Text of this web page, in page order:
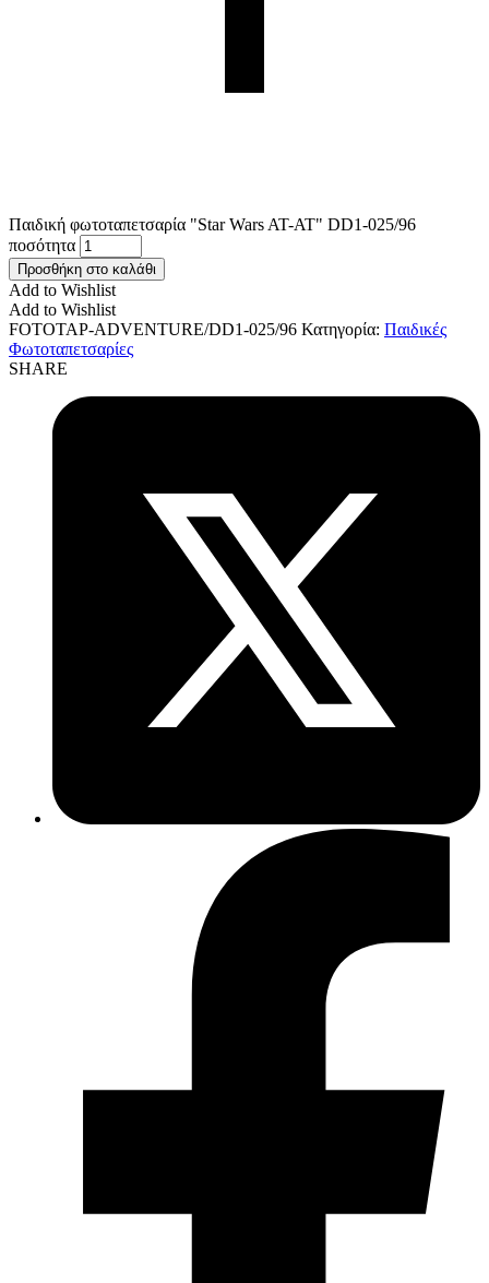
Παιδική φωτοταπετσαρία "Star Wars AT-AT" DD1-025/96
ποσότητα
Προσθήκη στο καλάθι
Add to Wishlist
Add to Wishlist
FOTOTAP-ADVENTURE/DD1-025/96 Κατηγορία: Παιδικές
Φωτοταπετσαρίες
SHARE